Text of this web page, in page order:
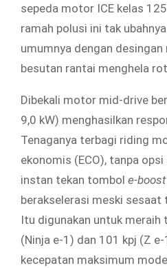
sepeda motor ICE kelas
ramah polusi ini tak
umumnya dengan
besutan rantai menghela
Dibekali motor mid-drive
9,0 kW) menghasilkan
Tenaganya terbagi riding
ekonomis (ECO), tanpa
instan tekan tombol e-boost
berakselerasi meski sesaat
Itu digunakan untuk meraih
(Ninja e-1) dan 101 kpj (Z
kecepatan maksimum